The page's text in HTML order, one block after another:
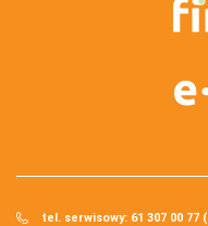
tel. serwisowy: 61 307 00 77